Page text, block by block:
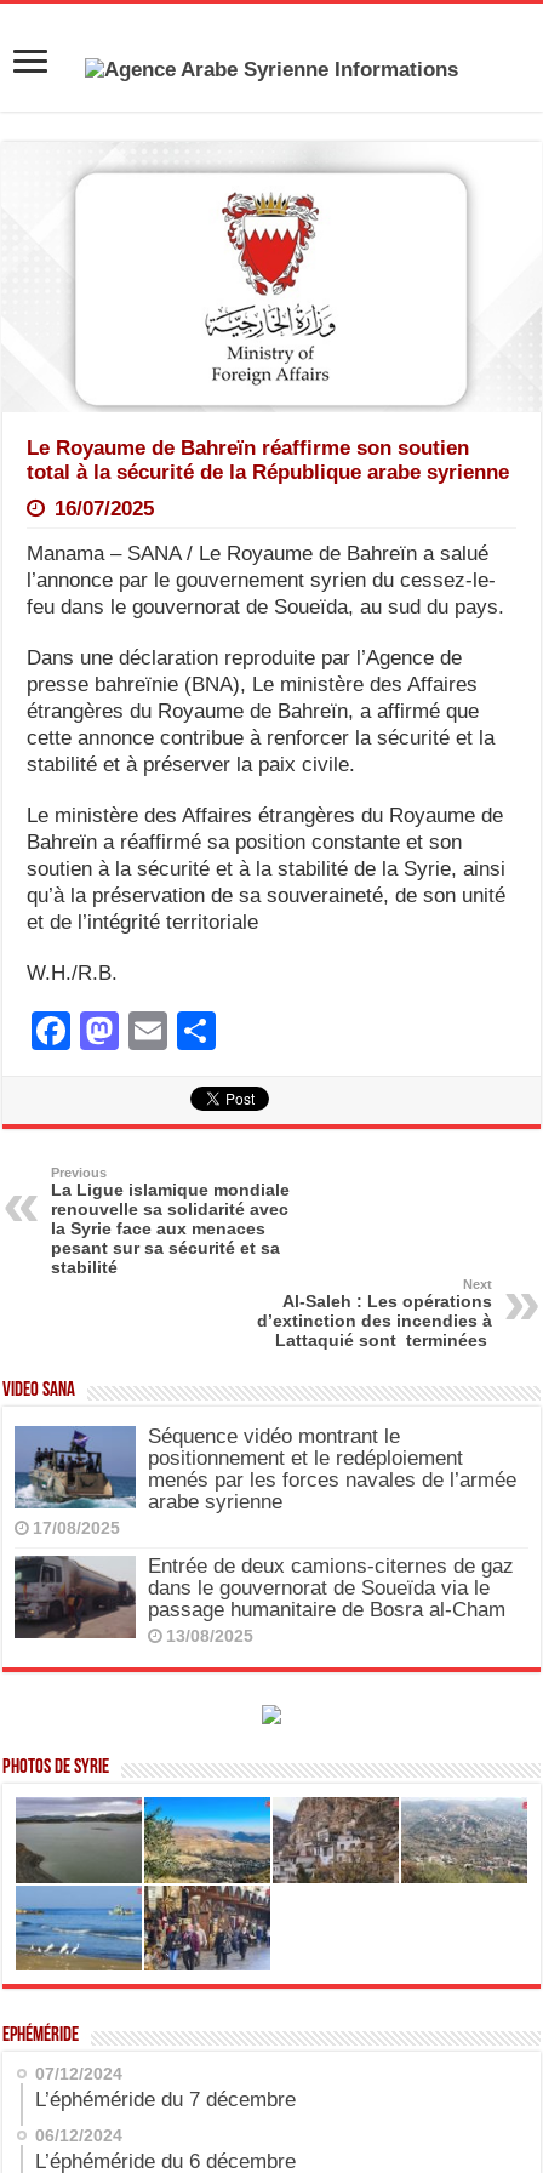
Le Royaume de Bahreïn réaffirme son soutien
total à la sécurité de la République arabe syrienne
16/07/2025
Manama – SANA / Le Royaume de Bahreïn a salué
l’annonce par le gouvernement syrien du cessez-le-
feu dans le gouvernorat de Soueïda, au sud du pays.
Dans une déclaration reproduite par l’Agence de
presse bahreïnie (BNA), Le ministère des Affaires
étrangères du Royaume de Bahreïn, a affirmé que
cette annonce contribue à renforcer la sécurité et la
stabilité et à préserver la paix civile.
Le ministère des Affaires étrangères du Royaume de
Bahreïn a réaffirmé sa position constante et son
soutien à la sécurité et à la stabilité de la Syrie, ainsi
qu’à la préservation de sa souveraineté, de son unité
et de l’intégrité territoriale
W.H./R.B.
F
b
o
o
M
d
o
n
E
ail ar
Previous
La Ligue islamique mondiale
renouvelle sa solidarité avec
la Syrie face aux menaces
pesant sur sa sécurité et sa
stabilité
Next
Al-Saleh : Les opérations
d’extinction des incendies à
Lattaquié sont terminées
Video SANA
Séquence vidéo montrant le
positionnement et le redéploiement
menés par les forces navales de l’armée
arabe syrienne
17/08/2025
Entrée de deux camions-citernes de gaz
dans le gouvernorat de Soueïda via le
passage humanitaire de Bosra al-Cham
13/08/2025
Photos de Syrie
Ephéméride
07/12/2024
L’éphéméride du 7 décembre
06/12/2024
L’éphéméride du 6 décembre